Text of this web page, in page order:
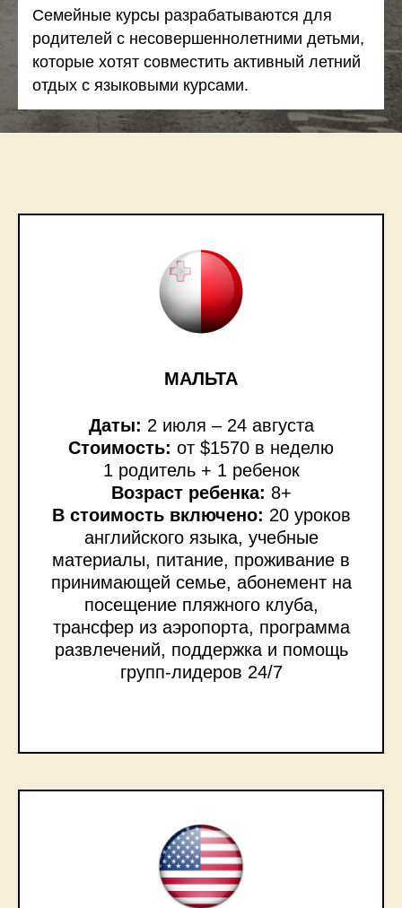
Семейные курсы разрабатываются для
родителей с несовершеннолетними детьми,
которые хотят совместить активный летний
отдых с языковыми курсами.
МАЛЬТА
Даты: 2 июля – 24 августа
Стоимость: от $1570 в неделю
1 родитель + 1 ребенок
Возраст ребенка: 8+
В стоимость включено: 20 уроков
английского языка, учебные
материалы, питание, проживание в
принимающей семье, абонемент на
посещение пляжного клуба,
трансфер из аэропорта, программа
развлечений, поддержка и помощь
групп-лидеров 24/7